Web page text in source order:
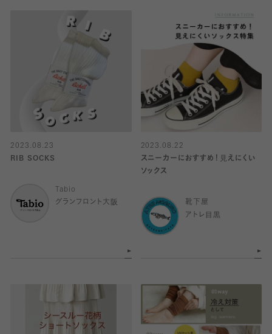
2023.08.23
RIB SOCKS
Tabio
グランフロント大阪
2023.08.22
スニーカーにおすすめ！見えにくい
ソックス
靴下屋
アトレ目黒